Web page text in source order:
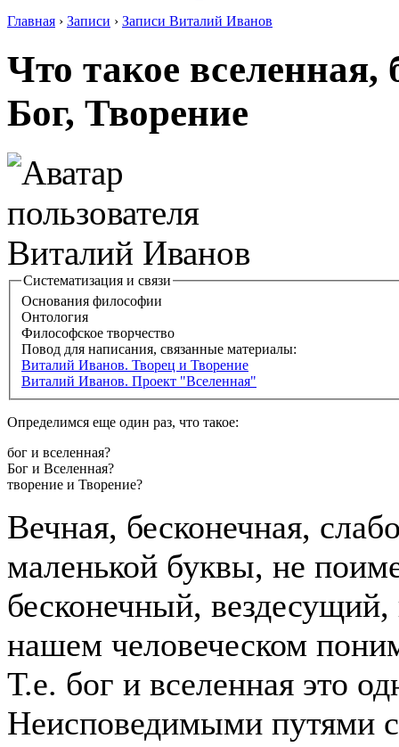
Главная › Записи › Записи Виталий Иванов
Что такое вселенная,
Бог, Творение
Систематизация и связи
Основания философии
Онтология
Философское творчество
Повод для написания, связанные материалы:
Виталий Иванов. Творец и Творение
Виталий Иванов. Проект "Вселенная"
Определимся еще один раз, что такое:
бог и вселенная?
Бог и Вселенная?
творение и Творение?
Вечная, бесконечная,
маленькой буквы, не
бесконечный,
нашем человеческом
Т.е. бог и вселенная это
Неисповедимыми путями